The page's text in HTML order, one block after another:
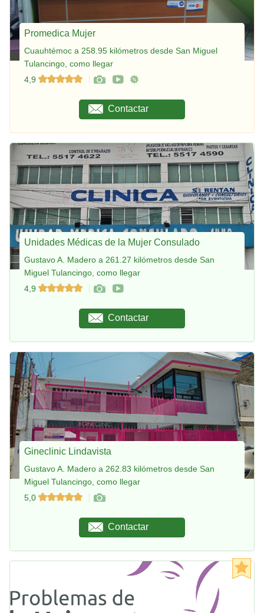
Promedica Mujer
Cuauhtémoc a 258.95 kilómetros desde San Miguel
Tulancingo, como llegar
4,9
Contactar
Unidades Médicas de la Mujer Consulado
Gustavo A. Madero a 261.27 kilómetros desde San
Miguel Tulancingo, como llegar
4,9
Contactar
Gineclinic Lindavista
Gustavo A. Madero a 262.83 kilómetros desde San
Miguel Tulancingo, como llegar
5,0
Contactar